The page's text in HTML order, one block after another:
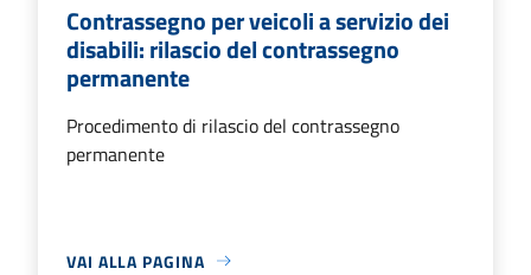
Contrassegno per veicoli a servizio dei
disabili: rilascio del contrassegno
permanente
Procedimento di rilascio del contrassegno
permanente
VAI ALLA PAGINA